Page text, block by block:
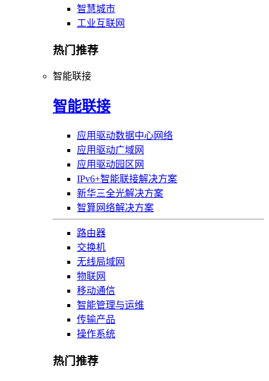
智慧城市
工业互联网
热门推荐
智能联接
智能联接
应用驱动数据中心网络
应用驱动广域网
应用驱动园区网
IPv6+智能联接解决方案
新华三全光解决方案
智算网络解决方案
路由器
交换机
无线局域网
物联网
移动通信
智能管理与运维
传输产品
操作系统
热门推荐